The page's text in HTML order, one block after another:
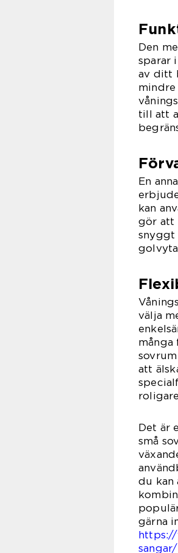
Den
sparar
av ditt
mindre
till att
En
kan
gör att
snyggt
välja
många
att
Det är
små
du kan
gärna
sangar/